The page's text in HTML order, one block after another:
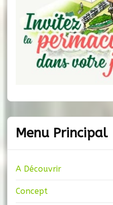
Menu Principal
A Découvrir
Concept